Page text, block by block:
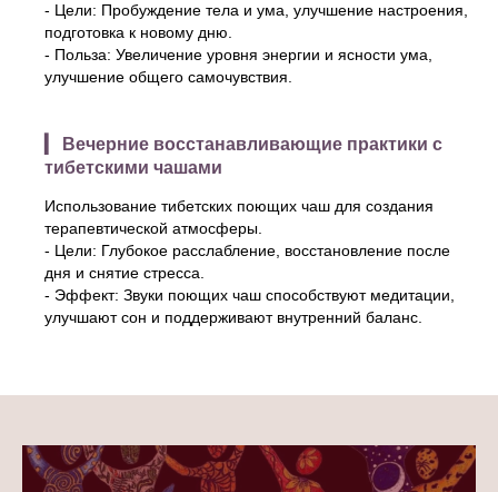
- Цели: Пробуждение тела и ума, улучшение настроения,
подготовка к новому дню.
- Польза: Увеличение уровня энергии и ясности ума,
улучшение общего самочувствия.
▎ Вечерние восстанавливающие практики с
тибетскими чашами
Использование тибетских поющих чаш для создания
терапевтической атмосферы.
- Цели: Глубокое расслабление, восстановление после
дня и снятие стресса.
- Эффект: Звуки поющих чаш способствуют медитации,
улучшают сон и поддерживают внутренний баланс.